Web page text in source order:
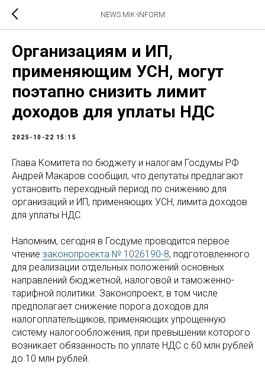
NEWS MIK-INFORM
Организациям и ИП,
применяющим УСН, могут
поэтапно снизить лимит
доходов для уплаты НДС
2025-10-22 15:15
Глава Комитета по бюджету и налогам Госдумы РФ
Андрей Макаров сообщил, что депутаты предлагают
установить переходный период по снижению для
организаций и ИП, применяющих УСН, лимита доходов
для уплаты НДС.
Напомним, сегодня в Госдуме проводится первое
чтение законопроекта № 1026190-8, подготовленного
для реализации отдельных положений основных
направлений бюджетной, налоговой и таможенно-
тарифной политики. Законопроект, в том числе
предполагает снижение порога доходов для
налогоплательщиков, применяющих упрощенную
систему налогообложения, при превышении которого
возникает обязанность по уплате НДС с 60 млн рублей
до 10 млн рублей.